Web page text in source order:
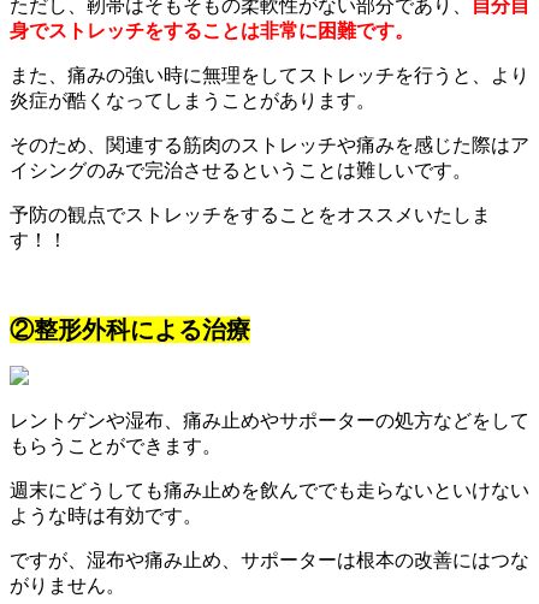
ただし、靭帯はそもそもの柔軟性がない部分であり、
自分自
身でストレッチをすることは非常に困難です。
また、痛みの強い時に無理をしてストレッチを行うと、より
炎症が酷くなってしまうことがあります。
そのため、関連する筋肉のストレッチや痛みを感じた際はア
イシングのみで完治させるということは難しいです。
予防の観点でストレッチをすることをオススメいたしま
す！！
②整形外科による治療
レントゲンや湿布、痛み止めやサポーターの処方などをして
もらうことができます。
週末にどうしても痛み止めを飲んででも走らないといけない
ような時は有効です。
ですが、湿布や痛み止め、サポーターは根本の改善にはつな
がりません。